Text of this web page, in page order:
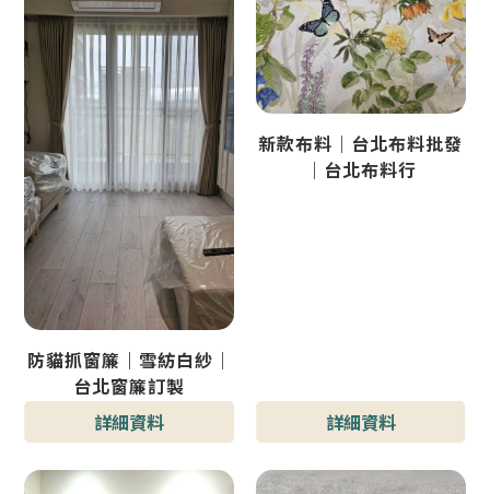
防貓抓窗簾｜雪紡白紗｜
台北窗簾訂製
詳細資料
新款布料｜台北布料批發
｜台北布料行
詳細資料